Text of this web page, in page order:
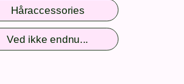
Håraccessories
Ved ikke endnu...